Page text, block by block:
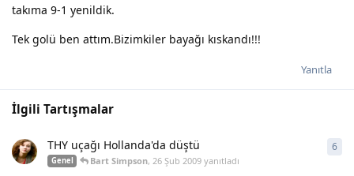
takıma 9-1 yenildik.
Tek golü ben attım.Bizimkiler bayağı kıskandı!!!
Yanıtla
İlgili Tartışmalar
THY uçağı Hollanda'da düştü
Genel Bart Simpson,26 Şub 2009 yanıtladı
6